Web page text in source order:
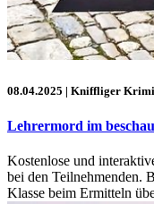
08.04.2025 | Kniffliger
Lehrermord im
Kostenlose und
bei den
Klasse beim Ermitteln